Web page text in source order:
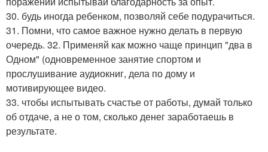
30. будь иногда ребенком, позволяй себе подурачиться.
31. Помни, что самое важное нужно делать в первую
очередь. 32. Применяй как можно чаще принцип "два в
Одном" (одновременное занятие спортом и
прослушивание аудиокниг, дела по дому и
мотивирующее видео.
33. чтобы испытывать счастье от работы, думай только
об отдаче, а не о том, сколько денег заработаешь в
результате.